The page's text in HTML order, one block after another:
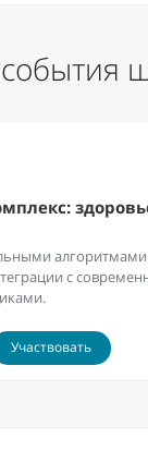
с
Участвовать